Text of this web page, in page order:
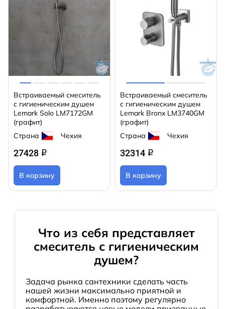
Встраиваемый смеситель
с гигиеническим душем
Lemark Solo LM7172GM
(графит)
Страна
Чехия
27428 q
В корзину
Встраиваемый смеситель
с гигиеническим душем
Lemark Bronx LM3740GM
(графит)
Страна
Чехия
32314 q
В корзину
Что из себя представляет
смеситель с гигиеническим
душем?
Задача рынка сантехники сделать часть
нашей жизни максимально приятной и
комфортной. Именно поэтому регулярно